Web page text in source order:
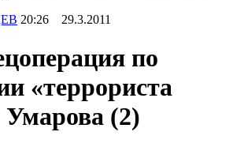
20:26 29.3.2011
по
«террориста
(2)